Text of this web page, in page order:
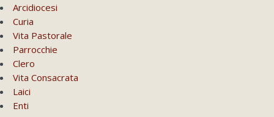
Arcidiocesi
Curia
Vita Pastorale
Parrocchie
Clero
Vita Consacrata
Laici
Enti